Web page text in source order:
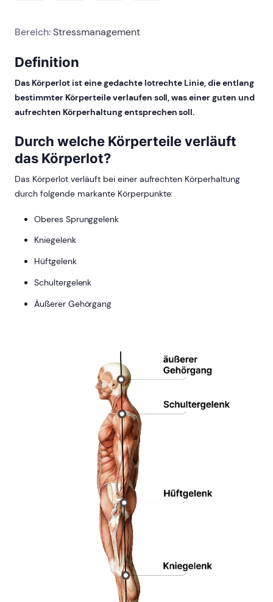
Bereich:Stressmanagement
Definition
Das Körperlot ist eine gedachte lotrechte Linie, die entlang
bestimmter Körperteile verlaufen soll, was einer guten und
aufrechten Körperhaltung entsprechen soll.
Durch welche Körperteile verläuft
das Körperlot?
Das Körperlot verläuft bei einer aufrechten Körperhaltung
durch folgende markante Körperpunkte:
Oberes Sprunggelenk
Kniegelenk
Hüftgelenk
Schultergelenk
Äußerer Gehörgang